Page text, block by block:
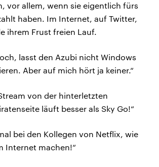
vor allem, wenn sie eigentlich fürs
haben. Im Internet, auf Twitter,
ihrem Frust freien Lauf.
lasst den Azubi nicht Windows
Aber auf mich hört ja keiner.“
von der hinterletzten
läuft besser als Sky Go!“
bei den Kollegen von Netflix, wie
Internet machen!“